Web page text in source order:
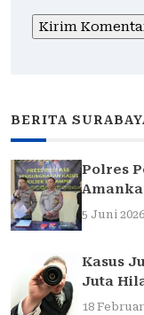
BERITA
Polres
Traffic
5 Juni 2026
Kasus
Juta
18